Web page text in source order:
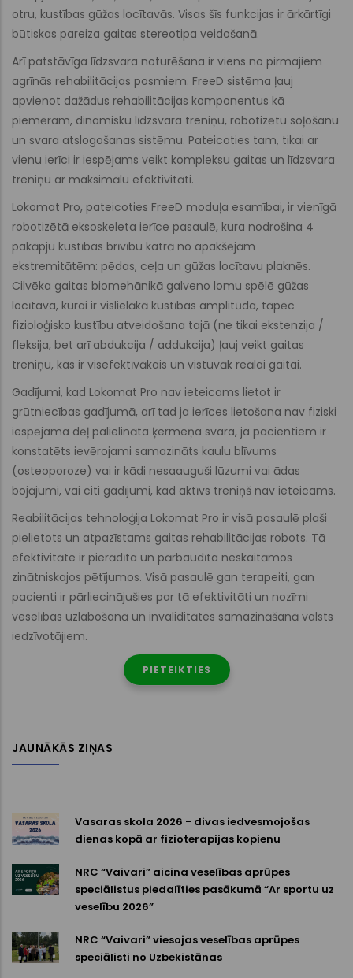
otru, kustības gūžas locītavās. Visas šīs funkcijas ir ārkārtīgi
būtiskas pareiza gaitas stereotipa veidošanā.
Arī patstāvīga līdzsvara noturēšana ir viens no pirmajiem
agrīnās rehabilitācijas posmiem. FreeD sistēma ļauj
apvienot dažādus rehabilitācijas komponentus kā
piemēram, dinamisku līdzsvara treniņu, robotizētu soļošanu
un svara atslogošanas sistēmu. Pateicoties tam, tikai ar
vienu ierīci ir iespējams veikt kompleksu gaitas un līdzsvara
treniņu ar maksimālu efektivitāti.
Lokomat Pro, pateicoties FreeD moduļa esamībai, ir vienīgā
robotizētā eksoskeleta ierīce pasaulē, kura nodrošina 4
pakāpju kustības brīvību katrā no apakšējām
ekstremitātēm: pēdas, ceļa un gūžas locītavu plaknēs.
Cilvēka gaitas biomehānikā galveno lomu spēlē gūžas
locītava, kurai ir vislielākā kustības amplitūda, tāpēc
fizioloģisko kustību atveidošana tajā (ne tikai ekstenzija /
fleksija, bet arī abdukcija / addukcija) ļauj veikt gaitas
treniņu, kas ir visefektīvākais un vistuvāk reālai gaitai.
Gadījumi, kad Lokomat Pro nav ieteicams lietot ir
grūtniecības gadījumā, arī tad ja ierīces lietošana nav fiziski
iespējama dēļ palielināta ķermeņa svara, ja pacientiem ir
konstatēts ievērojami samazināts kaulu blīvums
(osteoporoze) vai ir kādi nesaauguši lūzumi vai ādas
bojājumi, vai citi gadījumi, kad aktīvs treniņš nav ieteicams.
Reabilitācijas tehnoloģija Lokomat Pro ir visā pasaulē plaši
pielietots un atpazīstams gaitas rehabilitācijas robots. Tā
efektivitāte ir pierādīta un pārbaudīta neskaitāmos
zinātniskajos pētījumos. Visā pasaulē gan terapeiti, gan
pacienti ir pārliecinājušies par tā efektivitāti un nozīmi
veselības uzlabošanā un invaliditātes samazināšanā valsts
iedzīvotājiem.
PIETEIKTIES
JAUNĀKĀS ZIŅAS
Vasaras skola 2026 - divas iedvesmojošas
dienas kopā ar fizioterapijas kopienu
NRC “Vaivari” aicina veselības aprūpes
speciālistus piedalīties pasākumā “Ar sportu uz
veselību 2026”
NRC “Vaivari” viesojas veselības aprūpes
speciālisti no Uzbekistānas